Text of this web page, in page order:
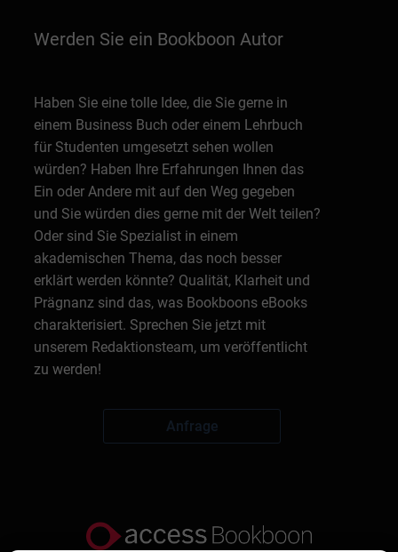
Werden Sie ein Bookboon Autor
Haben Sie eine tolle Idee, die Sie gerne in
einem Business Buch oder einem Lehrbuch
für Studenten umgesetzt sehen wollen
würden? Haben Ihre Erfahrungen Ihnen das
Ein oder Andere mit auf den Weg gegeben
und Sie würden dies gerne mit der Welt teilen?
Oder sind Sie Spezialist in einem
akademischen Thema, das noch besser
erklärt werden könnte? Qualität, Klarheit und
Prägnanz sind das, was Bookboons eBooks
charakterisiert. Sprechen Sie jetzt mit
unserem Redaktionsteam, um veröffentlicht
zu werden!
Anfrage